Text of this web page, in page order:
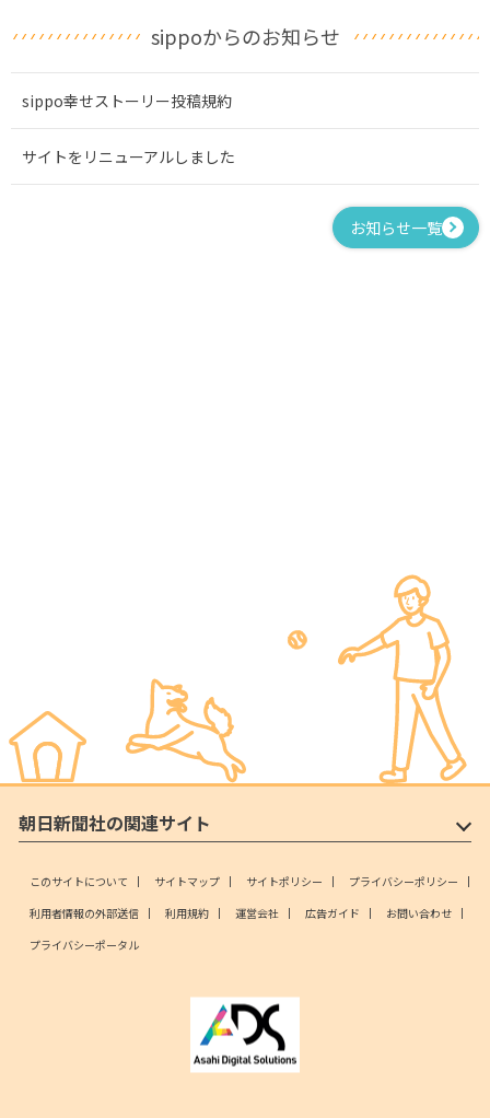
sippoからのお知らせ
sippo幸せストーリー投稿規約
サイトをリニューアルしました
お知らせ一覧
朝日新聞社の関連サイト
このサイトについて サイトマップ サイトポリシー
プライバシーポリシー
利用者情報の外部送信
利用規約 運営会社 広告ガイド
お問い合わせ
プライバシーポータル